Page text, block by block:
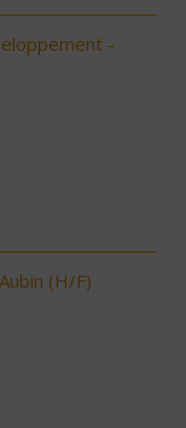
-
(H/F)